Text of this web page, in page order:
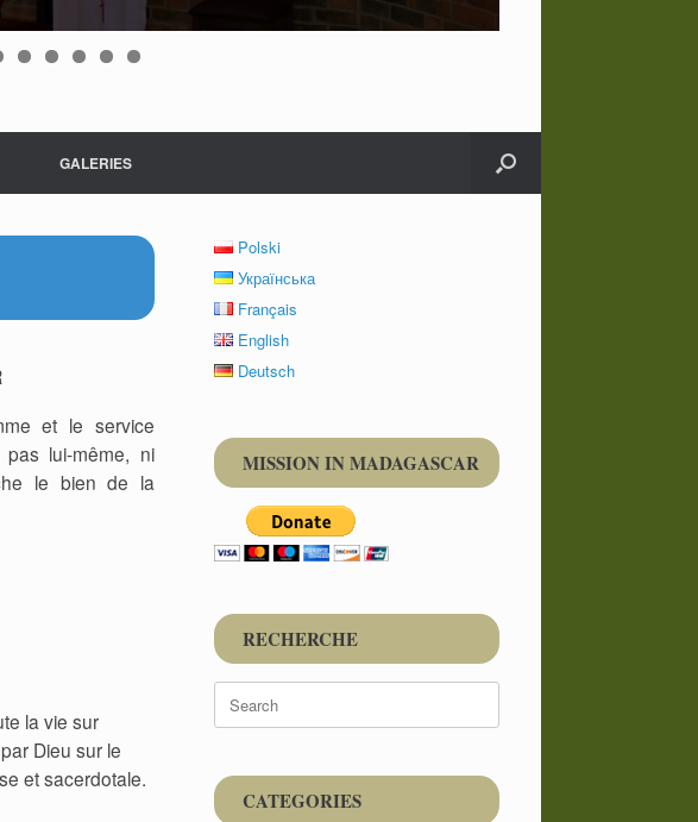
GALERIES
et le service
lui-même, ni
le bien de la
la vie sur
Dieu sur le
et sacerdotale.
Polski
Українська
Français
English
Deutsch
MISSION IN MADAGASCAR
RECHERCHE
Search
for:
CATEGORIES